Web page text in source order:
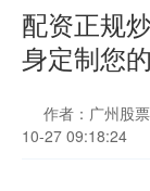
配资正规
身定制您
作者：广州股
10-27 09:18:24